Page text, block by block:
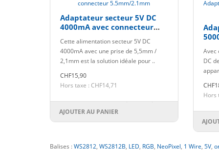
Adaptateur secteur 5V DC
4000mA avec connecteur
Cette alimentation secteur 5V DC
4000mA avec une prise de 5,5mm /
2,1mm est la solution idéale pour ..
CHF15,90
Hors taxe : CHF14,71
AJOUTER AU PANIER
Avec
DC
Hors
Balises :WS2812, WS2812B, LED, RGB, NeoPixel, 1 Wire, 5V,